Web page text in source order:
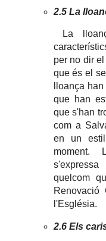
2.5 La
La
per no dir
que és el
lloança
que han
que s'han
com a
en un
moment.
quelcom
Renovació
l'Església.
2.6 Els